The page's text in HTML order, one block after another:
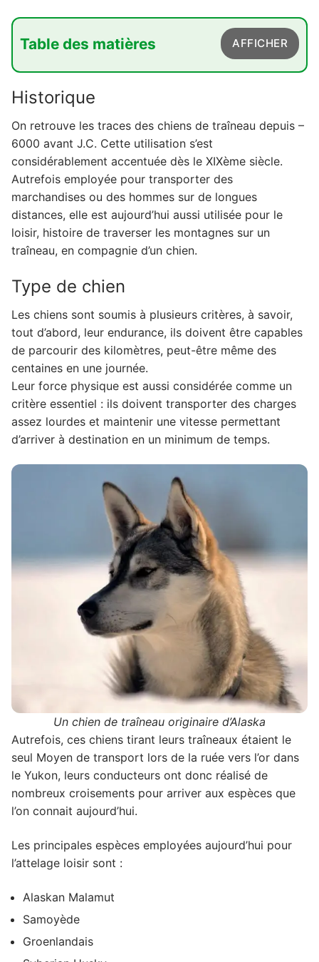
Table des matières AFFICHER
2. Type de chien
3. Organisation de compétitions
4. L'activité
5. Le traîneau en hiver
6. Les chiens, aussi en été
Historique
On retrouve les traces des chiens de traîneau depuis –
6000 avant J.C. Cette utilisation s’est
considérablement accentuée dès le XIXème siècle.
Autrefois employée pour transporter des
marchandises ou des hommes sur de longues
distances, elle est aujourd’hui aussi utilisée pour le
loisir, histoire de traverser les montagnes sur un
traîneau, en compagnie d’un chien.
Type de chien
Les chiens sont soumis à plusieurs critères, à savoir,
tout d’abord, leur endurance, ils doivent être capables
de parcourir des kilomètres, peut-être même des
centaines en une journée.
Leur force physique est aussi considérée comme un
critère essentiel : ils doivent transporter des charges
assez lourdes et maintenir une vitesse permettant
d’arriver à destination en un minimum de temps.
Un chien de traîneau originaire d’Alaska
Autrefois, ces chiens tirant leurs traîneaux étaient le
seul Moyen de transport lors de la ruée vers l’or dans
le Yukon, leurs conducteurs ont donc réalisé de
nombreux croisements pour arriver aux espèces que
l’on connait aujourd’hui.
Les principales espèces employées aujourd’hui pour
l’attelage loisir sont :
Alaskan Malamut
Samoyède
Groenlandais